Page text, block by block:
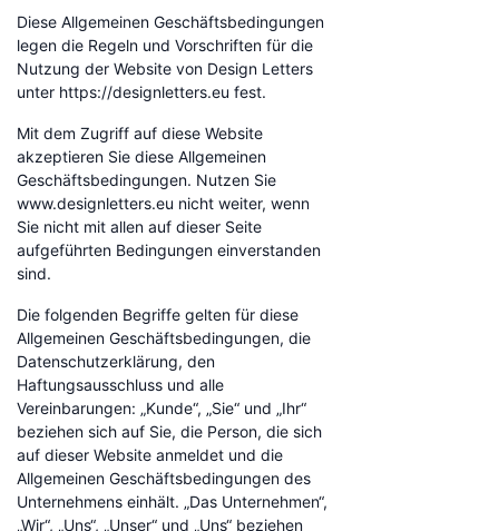
Diese Allgemeinen Geschäftsbedingungen
legen die Regeln und Vorschriften für die
Nutzung der Website von Design Letters
unter https://designletters.eu fest.
Mit dem Zugriff auf diese Website
akzeptieren Sie diese Allgemeinen
Geschäftsbedingungen. Nutzen Sie
www.designletters.eu nicht weiter, wenn
Sie nicht mit allen auf dieser Seite
aufgeführten Bedingungen einverstanden
sind.
Die folgenden Begriffe gelten für diese
Allgemeinen Geschäftsbedingungen, die
Datenschutzerklärung, den
Haftungsausschluss und alle
Vereinbarungen: „Kunde“, „Sie“ und „Ihr“
beziehen sich auf Sie, die Person, die sich
auf dieser Website anmeldet und die
Allgemeinen Geschäftsbedingungen des
Unternehmens einhält. „Das Unternehmen“,
„Wir“, „Uns“, „Unser“ und „Uns“ beziehen